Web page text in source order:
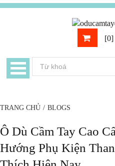
[0]
TRANG CHỦ / BLOGS
Ô Dù Cầm Tay Cao
Hướng Phụ Kiện